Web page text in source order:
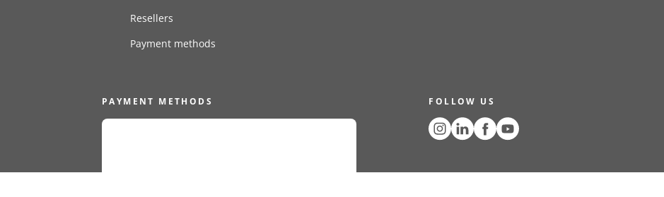
Resellers
Payment methods
PAYMENT METHODS FOLLOW US